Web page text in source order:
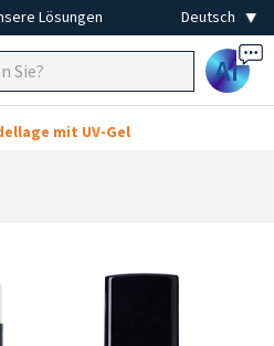
Lösungen
Ai
mit UV-Gel